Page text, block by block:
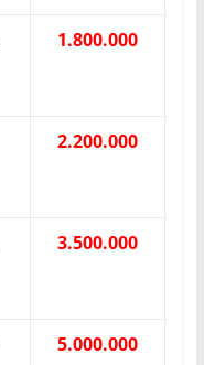
1.800.000
2.200.000
3.500.000
5.000.000